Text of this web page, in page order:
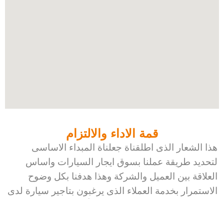
قمة الاداء والالتزام
هذا الشعار الذى اطلقناة جعلناة المبداء الاساسى
لتحديد طريقة عملنا بسوق ايجار السيارات واساس
العلاقة بين العميل والشركة وهذا هدفنا بكل وضوح
الاستمرار بخدمة العملاء الذى يرغبون بتاجير سيارة لدى